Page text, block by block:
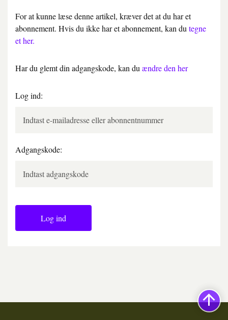
For at kunne læse denne artikel, kræver det at du har et
abonnement. Hvis du ikke har et abonnement, kan du tegne
et her.
Har du glemt din adgangskode, kan du ændre den her
Log ind:
Adgangskode:
Log ind